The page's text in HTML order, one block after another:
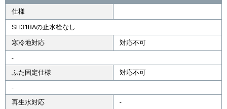
仕様
SH31BAの止水栓なし
寒冷地対応
対応不可
-
ふた固定仕様
対応不可
-
再生水対応
-